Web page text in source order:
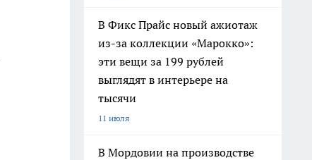
В Фикс Прайс новый ажиотаж
из-за коллекции «Марокко»:
эти вещи за 199 рублей
выглядят в интерьере на
тысячи
11 июля
В Мордовии на производстве